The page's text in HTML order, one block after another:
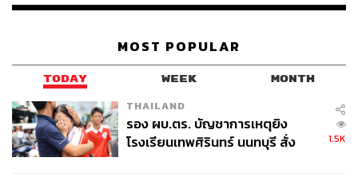
ด้าน คุณสุพจน์ ชัยวัฒน์ศิริกุล กรรมการผู้จัดการ บริษัท ไอซี
เอส จำกัด กล่าวว่า เพื่อให้ประชาชนสามารถเข้าถึงบริการ
ทางการแพทย์ได้สะดวกยิ่งขึ้น การเลือกเปิดศูนย์ดูแลสุขภาพ
ครบวงจรภายในอาคารที่มีบริการหลากหลายในรูปแบบมิกซ์
ยูส ไลฟ์สไตล์ ทาวน์ ที่มีทั้งอาคารสำนักงาน ธุรกิจรีเทล และ
MOST POPULAR
TODAY WEEK MONTH
THAILAND
รอง ผบ.ตร. บัญชาการเหตุยิง
โรงเรียนเทพศิรินทร์ นนทบุรี สั่ง
1.5K